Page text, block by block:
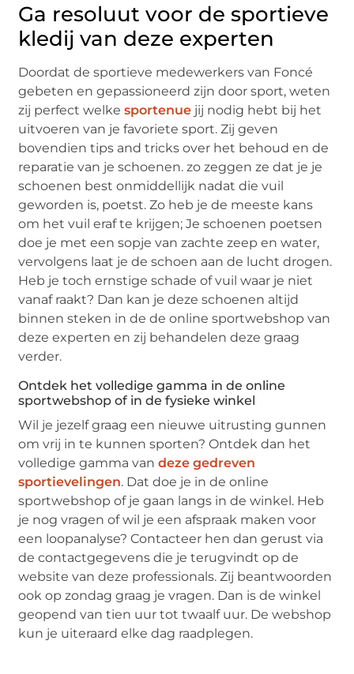
Ga resoluut voor de sportieve
kledij van deze experten
Doordat de sportieve medewerkers van Foncé
gebeten en gepassioneerd zijn door sport, weten
zij perfect welkesportenue jij nodig hebt bij het
uitvoeren van je favoriete sport. Zij geven
bovendien tips and tricks over het behoud en de
reparatie van je schoenen. zo zeggen ze dat je je
schoenen best onmiddellijk nadat die vuil
geworden is, poetst. Zo heb je de meeste kans
om het vuil eraf te krijgen; Je schoenen poetsen
doe je met een sopje van zachte zeep en water,
vervolgens laat je de schoen aan de lucht drogen.
Heb je toch ernstige schade of vuil waar je niet
vanaf raakt? Dan kan je deze schoenen altijd
binnen steken in de de online sportwebshop van
deze experten en zij behandelen deze graag
verder.
Ontdek het volledige gamma in de online
sportwebshop of in de fysieke winkel
Wil je jezelf graag een nieuwe uitrusting gunnen
om vrij in te kunnen sporten? Ontdek dan het
volledige gamma vandeze gedreven
sportievelingen. Dat doe je in de online
sportwebshop of je gaan langs in de winkel. Heb
je nog vragen of wil je een afspraak maken voor
een loopanalyse? Contacteer hen dan gerust via
de contactgegevens die je terugvindt op de
website van deze professionals. Zij beantwoorden
ook op zondag graag je vragen. Dan is de winkel
geopend van tien uur tot twaalf uur. De webshop
kun je uiteraard elke dag raadplegen.